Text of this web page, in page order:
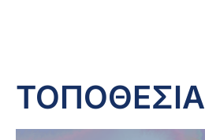
ΤΟΠΟΘΕΣΙΑ